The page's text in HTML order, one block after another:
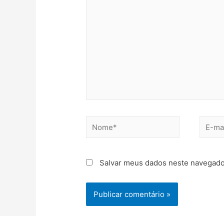
Salvar meus dados neste